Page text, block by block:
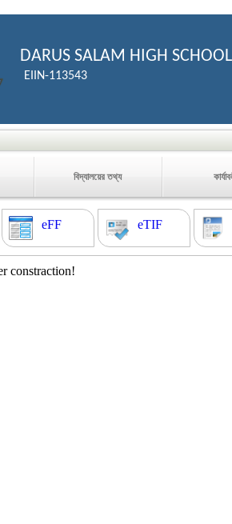
DARUS SALAM HIGH SCHOOL
EIIN-113543
বিদ্যালয়ের তথ্য
eFF eTIF
constraction!